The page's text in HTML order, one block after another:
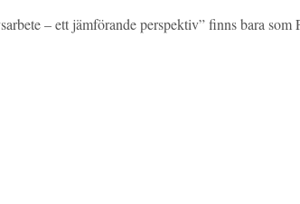
– ett jämförande perspektiv” finns bara som